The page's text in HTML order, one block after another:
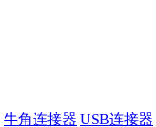
牛角连接器 USB连接器